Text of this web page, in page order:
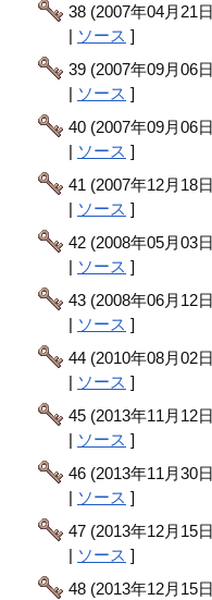
38 (2007年04月21
| ソース ]
39 (2007年09月06
| ソース ]
40 (2007年09月06
| ソース ]
41 (2007年12月18
| ソース ]
42 (2008年05月03
| ソース ]
43 (2008年06月12
| ソース ]
44 (2010年08月02
| ソース ]
45 (2013年11月12
| ソース ]
46 (2013年11月30
| ソース ]
47 (2013年12月15
| ソース ]
48 (2013年12月15